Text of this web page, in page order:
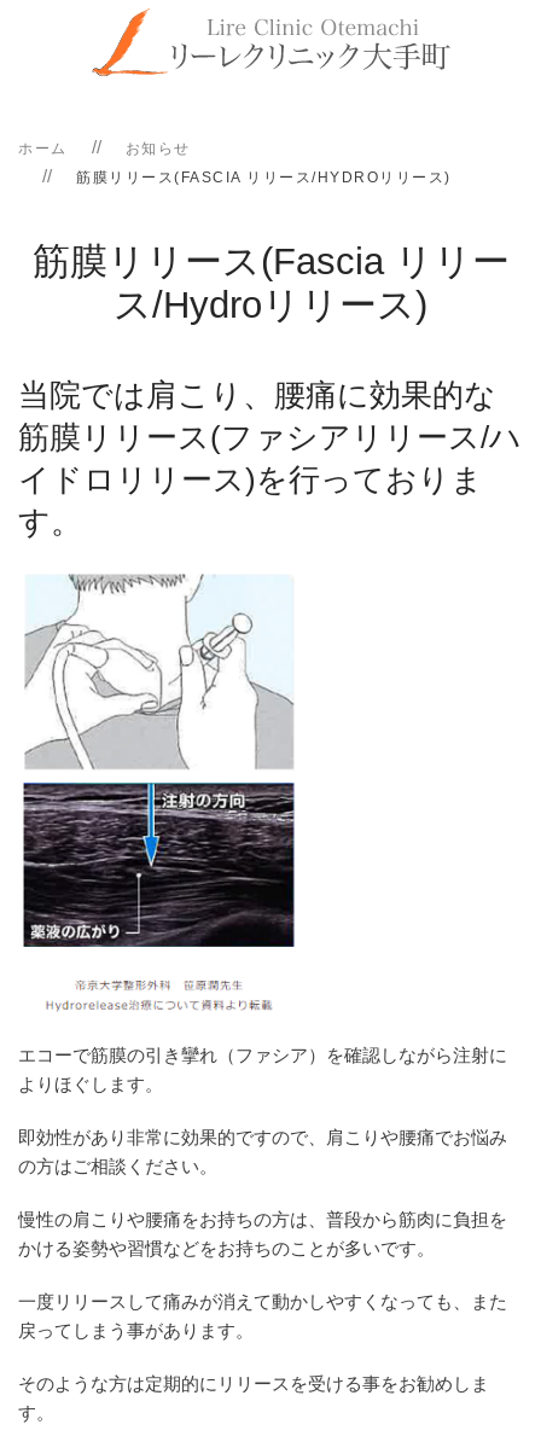
ホーム
お知らせ
筋膜リリース(FASCIA リリース/HYDROリリース)
筋膜リリース(Fascia リリー
ス/Hydroリリース)
当院では肩こり、腰痛に効果的な
筋膜リリース(ファシアリリース/ハ
イドロリリース)を行っておりま
す。
エコーで筋膜の引き攣れ（ファシア）を確認しながら注射に
よりほぐします。
即効性があり非常に効果的ですので、肩こりや腰痛でお悩み
の方はご相談ください。
慢性の肩こりや腰痛をお持ちの方は、普段から筋肉に負担を
かける姿勢や習慣などをお持ちのことが多いです。
一度リリースして痛みが消えて動かしやすくなっても、また
戻ってしまう事があります。
そのような方は定期的にリリースを受ける事をお勧めしま
す。